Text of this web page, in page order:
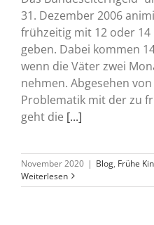
31. Dezember 2006
frühzeitig mit 12 oder
geben. Dabei kommen
wenn die Väter zwei
nehmen. Abgesehen
Problematik mit der zu
geht die [...]
November 2020 | Blog, Frühe
Weiterlesen